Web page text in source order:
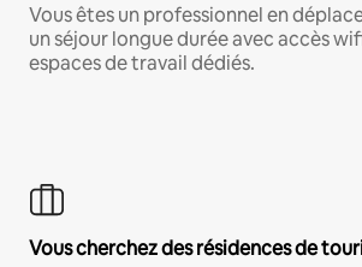
Vous êtes un professionnel en
un séjour longue durée avec accès
espaces de travail dédiés.
Vous cherchez des résidences de